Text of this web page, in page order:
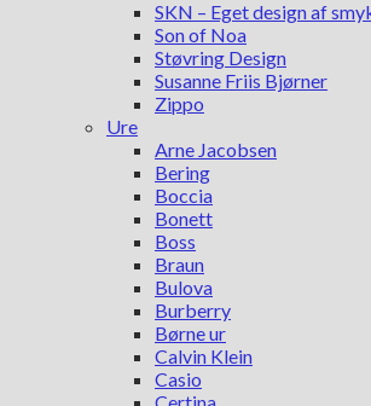
SKN – Eget design af
Son of Noa
Støvring Design
Susanne Friis Bjørner
Zippo
Ure
Arne Jacobsen
Bering
Boccia
Bonett
Boss
Braun
Bulova
Burberry
Børne ur
Calvin Klein
Casio